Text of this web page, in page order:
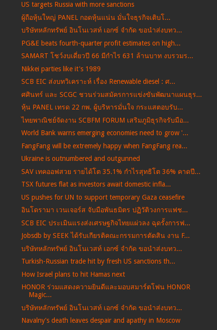
US targets Russia with more sanctions
ผู้ถือหุ้นใหญ่ PANEL กอดหุ้นแน่น มั่นใจธุรกิจเติบโ...
บริษัทหลักทรัพย์ อินโนเวสท์ เอกซ์ จำกัด ขอนำส่งบทว...
PG&E beats fourth-quarter profit estimates on high...
SAMART โชว์งบเดี่ยวปี 66 มีกำไร 631 ล้านบาท งบรวมร...
Nikkei parties like it's 1989
SCB EIC ส่งบทวิเคราะห์ เรื่อง Renewable diesel : ศ...
ศศินทร์ และ SCGC ชวนร่วมสมัครการแข่งขันพัฒนาแผนธุร...
หุ้น PANEL เทรด 22 กพ. ผู้บริหารมั่นใจ กระแสตอบรับ...
ไทยพาณิชย์จัดงาน SCBFM FORUM เสริมภูมิธุรกิจรับมือ...
World Bank warns emerging economies need to grow '...
FangFang will be extremely happy when FangFang rea...
Ukraine is outnumbered and outgunned
SAV เทคออฟสวย รายได้โต 35.1% กำไรสุทธิโต 36% คาดปี...
TSX futures flat as investors await domestic infla...
US pushes for UN to support temporary Gaza ceasefire
อินโดรามา เวนเจอร์ส จับมือพันธมิตร ปฏิวัติวงการแฟช...
SCB EIC ประเมินแรงส่งเศรษฐกิจไทยแผ่วลง ฉุดรั้งการฟ...
Jobsdb by SEEK ได้รับเกียรติคณะกรรมการตัดสิน งาน F...
บริษัทหลักทรัพย์ อินโนเวสท์ เอกซ์ จำกัด ขอนำส่งบทว...
Turkish-Russian trade hit by fresh US sanctions th...
How Israel plans to hit Hamas next
HONOR ร่วมแสดงความยินดีและมอบสมาร์ตโฟน HONOR
Magic...
บริษัทหลักทรัพย์ อินโนเวสท์ เอกซ์ จำกัด ขอนำส่งบทว...
Navalny's death leaves despair and apathy in Moscow